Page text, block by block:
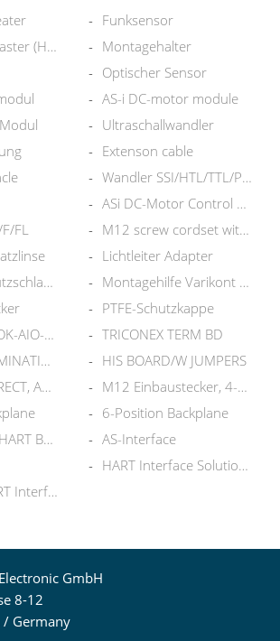
Funksensor
Reflexionslichttaster (HGU)
Montagehalter
Optischer Sensor
AS-i DC-motor module
Ultraschallwandler
Extenson cable
Wandler SSI/HTL/TTL/PAR
ASi DC-Motor Control Modul
FL
M12 screw cordset with LED
Lichtleiter Adapter
Lichtleiter-Schutzschlauch
Montagehilfe Varikont L2
PTFE-Schutzkappe
HISHPTB/32/YOK-AIO-R-02
TRICONEX TERM BD
TRICONEX TERMINATION BOARD
HIS BOARD/W JUMPERS
CORRTRAN, DIRECT, ADJ, L=8"
M12 Einbaustecker, 4-polig
6-Position Backplane
HIS TRICONEX HART BOARD-3704E
AS-Interface
HART Interface Solutions
Viator USB HART Interface
GmbH
8-12
/ Germany